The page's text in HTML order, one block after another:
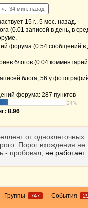
ч., 34 мин. назад
15 г., 5 мес. назад.
(0.01 записей в день, в
форума (0.54 сообщений в
блогов (0.04
блога, 56 у
форума: 287 пунктов
24%
8.96
от одноклеточных
Порог вхождения не
- пробовал, не работает
Группы 747 События